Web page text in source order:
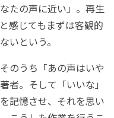
たの声に近い」。再生
感じてもまずは客観的
いという。
のうち「あの声はいや
者。そして「いいな」
記憶させ、それを思い